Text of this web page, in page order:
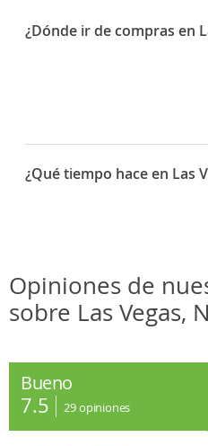
¿Dónde ir de compras en
¿Qué tiempo hace en Las
Opiniones de
sobre Las Vegas,
Bueno
7.5 29opiniones